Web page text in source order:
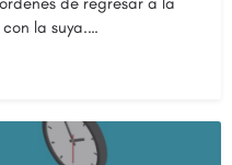
la suya.…